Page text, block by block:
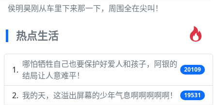
侯明昊刚从车里下来那一下，周围全在尖叫！
热点生活
哪怕牺牲自己也要保护好爱人和孩子，阿银的
结局让人意难平！
20109
我的天，这溢出屏幕的少年气息啊啊啊啊啊！ 19531